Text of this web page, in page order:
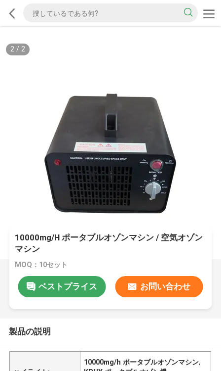
2/ 2
10000mg/H ポータブルオゾンマシン / 空気オゾン
マシン
MOQ：10セット
ベストプライス お問い合わせ
製品の説明
10000mg/h ポータブルオゾンマシン,